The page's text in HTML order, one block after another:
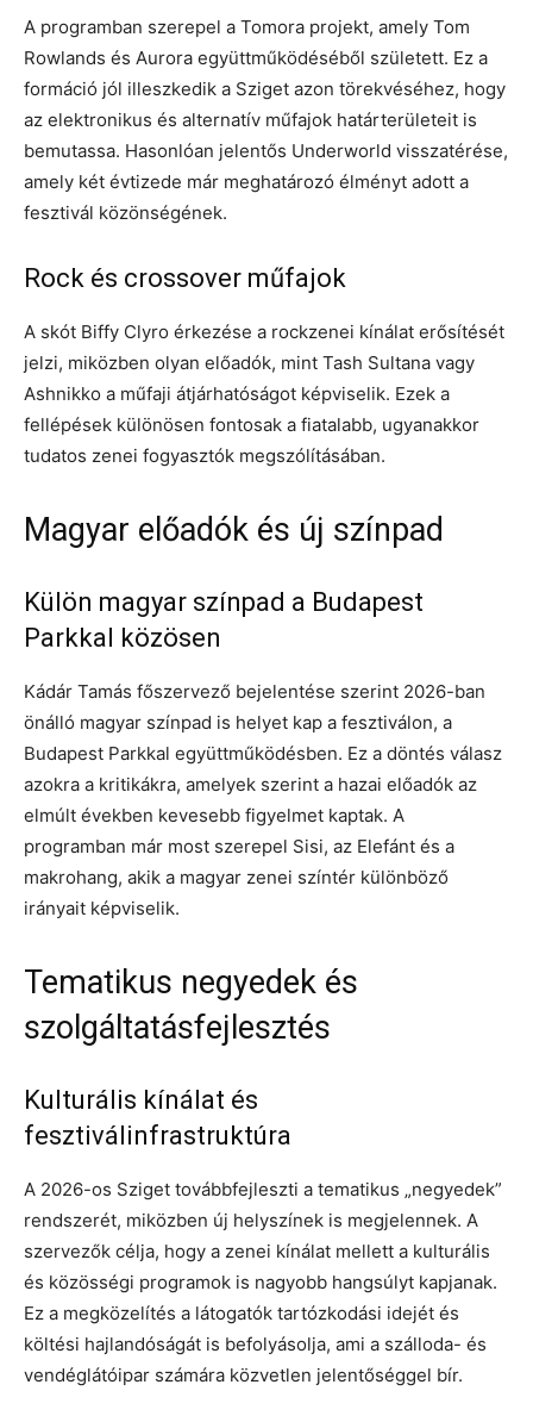
A programban szerepel a Tomora projekt, amely Tom
Rowlands és Aurora együttműködéséből született. Ez a
formáció jól illeszkedik a Sziget azon törekvéséhez, hogy
az elektronikus és alternatív műfajok határterületeit is
bemutassa. Hasonlóan jelentős Underworld visszatérése,
amely két évtizede már meghatározó élményt adott a
fesztivál közönségének.
Rock és crossover műfajok
A skót Biffy Clyro érkezése a rockzenei kínálat erősítését
jelzi, miközben olyan előadók, mint Tash Sultana vagy
Ashnikko a műfaji átjárhatóságot képviselik. Ezek a
fellépések különösen fontosak a fiatalabb, ugyanakkor
tudatos zenei fogyasztók megszólításában.
Magyar előadók és új színpad
Külön magyar színpad a Budapest
Parkkal közösen
Kádár Tamás főszervező bejelentése szerint 2026-ban
önálló magyar színpad is helyet kap a fesztiválon, a
Budapest Parkkal együttműködésben. Ez a döntés válasz
azokra a kritikákra, amelyek szerint a hazai előadók az
elmúlt években kevesebb figyelmet kaptak. A
programban már most szerepel Sisi, az Elefánt és a
makrohang, akik a magyar zenei színtér különböző
irányait képviselik.
Tematikus negyedek és
szolgáltatásfejlesztés
Kulturális kínálat és
fesztiválinfrastruktúra
A 2026-os Sziget továbbfejleszti a tematikus „negyedek”
rendszerét, miközben új helyszínek is megjelennek. A
szervezők célja, hogy a zenei kínálat mellett a kulturális
és közösségi programok is nagyobb hangsúlyt kapjanak.
Ez a megközelítés a látogatók tartózkodási idejét és
költési hajlandóságát is befolyásolja, ami a szálloda- és
vendéglátóipar számára közvetlen jelentőséggel bír.